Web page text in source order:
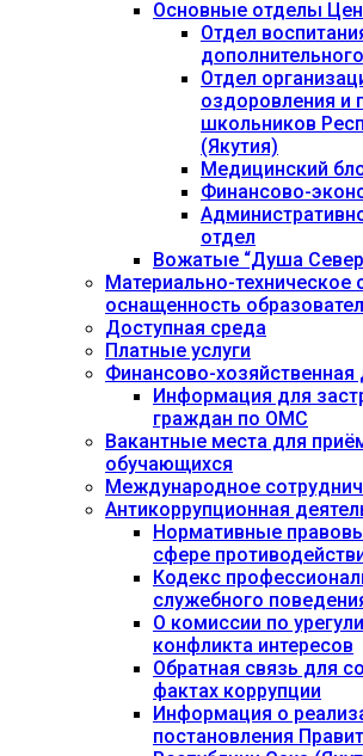
Основные отделы
Отдел
Отдел
оздоровления и
школьников
(Якутия)
Медицинский
Финансово-
отдел
Вожатые “Душа
Материально-техническое
оснащенность
Доступная среда
Платные услуги
Финансово-хозяйственная
Информация для
граждан по ОМС
Вакантные места для
обучающихся
Международное
Антикоррупционная
Нормативные
сфере
Кодекс
служебного
О комиссии по
конфликта интересов
Обратная связь для
фактах коррупции
Информация о
постановления